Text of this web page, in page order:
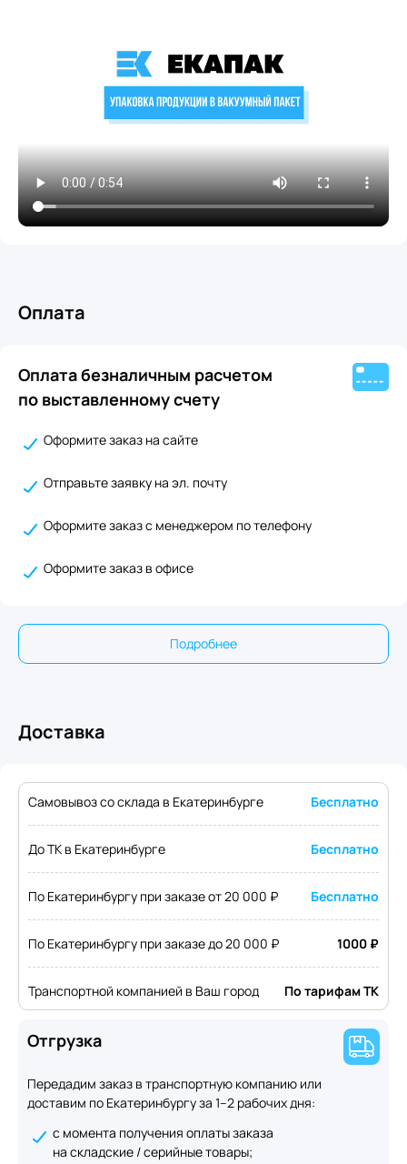
Оплата
Оплата безналичным расчетом
по выставленному счету
Оформите заказ на сайте
Отправьте заявку на эл. почту
Оформите заказ с менеджером по телефону
Оформите заказ в офисе
Подробнее
Доставка
Самовывоз со склада в Екатеринбурге Бесплатно
До ТК в Екатеринбурге Бесплатно
По Екатеринбургу при заказе от 20 000 ₽ Бесплатно
По Екатеринбургу при заказе до 20 000 ₽ 1000 ₽
Транспортной компанией в Ваш город По тарифам ТК
Отгрузка
Передадим заказ в транспортную компанию или
доставим по Екатеринбургу за 1–2 рабочих дня:
с момента получения оплаты заказа
на складские / серийные товары;